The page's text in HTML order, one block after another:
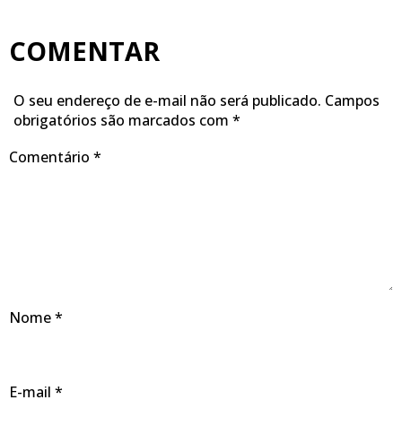
COMENTAR
O seu endereço de e-mail não será publicado. Campos
obrigatórios são marcados com *
Comentário *
Nome*
E-mail *